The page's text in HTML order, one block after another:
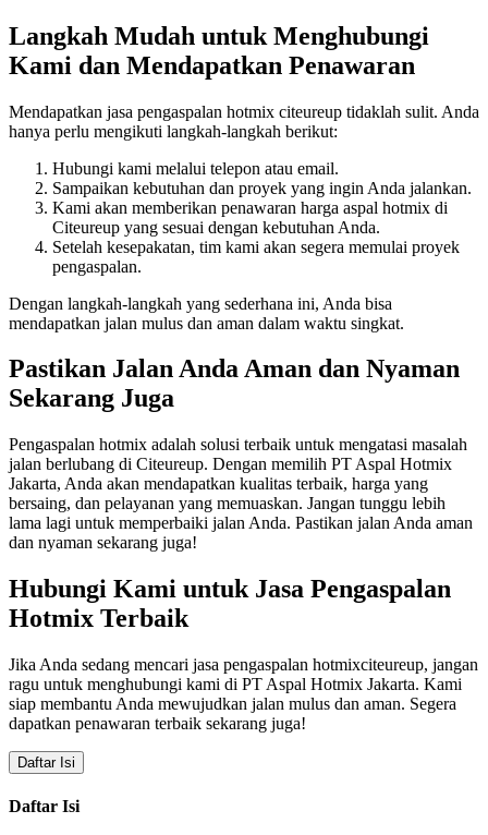
Langkah Mudah untuk Menghubungi
Kami dan Mendapatkan Penawaran
Mendapatkan jasa pengaspalan hotmix citeureup tidaklah sulit. Anda
hanya perlu mengikuti langkah-langkah berikut:
Hubungi kami melalui telepon atau email.
Sampaikan kebutuhan dan proyek yang ingin Anda jalankan.
Kami akan memberikan penawaran harga aspal hotmix di
Citeureup yang sesuai dengan kebutuhan Anda.
Setelah kesepakatan, tim kami akan segera memulai proyek
pengaspalan.
Dengan langkah-langkah yang sederhana ini, Anda bisa
mendapatkan jalan mulus dan aman dalam waktu singkat.
Pastikan Jalan Anda Aman dan Nyaman
Sekarang Juga
Pengaspalan hotmix adalah solusi terbaik untuk mengatasi masalah
jalan berlubang di Citeureup. Dengan memilih PT Aspal Hotmix
Jakarta, Anda akan mendapatkan kualitas terbaik, harga yang
bersaing, dan pelayanan yang memuaskan. Jangan tunggu lebih
lama lagi untuk memperbaiki jalan Anda. Pastikan jalan Anda aman
dan nyaman sekarang juga!
Hubungi Kami untuk Jasa Pengaspalan
Hotmix Terbaik
Jika Anda sedang mencari jasa pengaspalan hotmixciteureup, jangan
ragu untuk menghubungi kami di PT Aspal Hotmix Jakarta. Kami
siap membantu Anda mewujudkan jalan mulus dan aman. Segera
dapatkan penawaran terbaik sekarang juga!
Daftar Isi
Daftar Isi